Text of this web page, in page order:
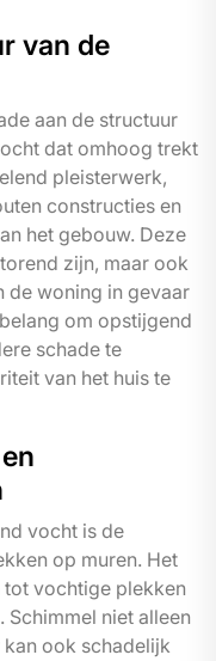
van de
aan de structuur
dat omhoog trekt
pleisterwerk,
constructies en
het gebouw. Deze
zijn, maar ook
de woning in gevaar
om opstijgend
schade te
van het huis te
vocht is de
op muren. Het
vochtige plekken
niet alleen
ook schadelijk